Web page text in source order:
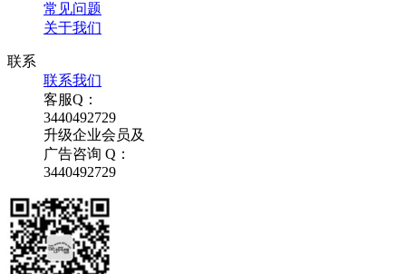
常见问题
关于我们
联系
联系我们
客服Q：
3440492729
升级企业会员及
广告咨询 Q：
3440492729